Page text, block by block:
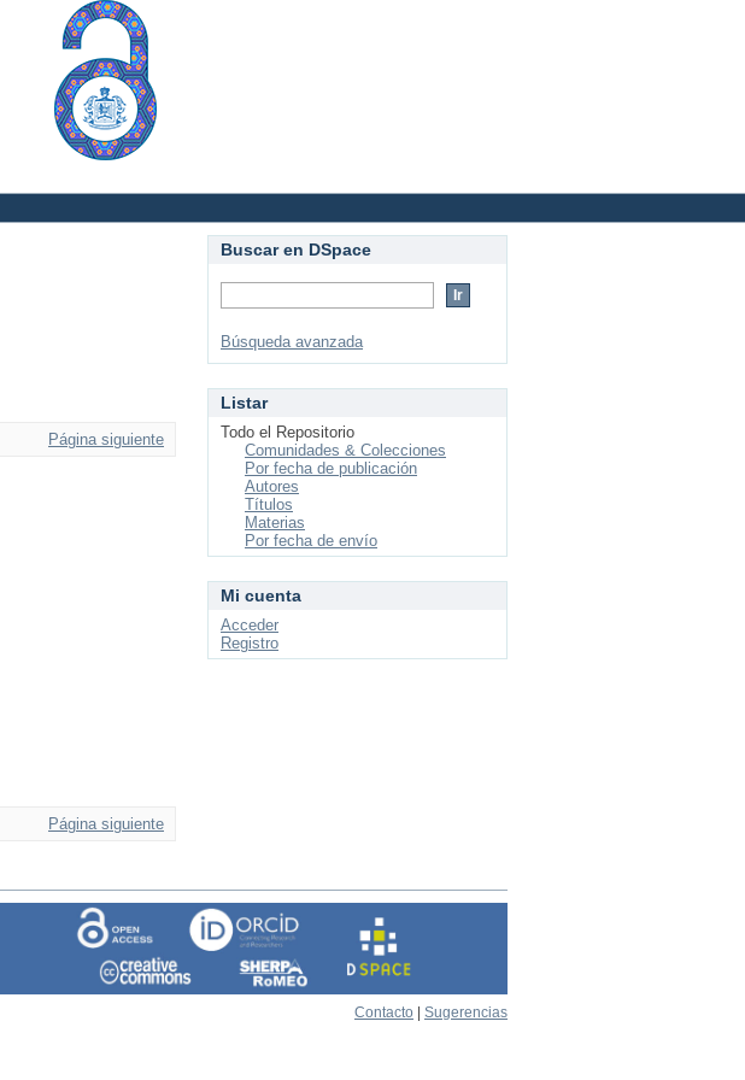
Página siguiente
Página siguiente
Buscar en DSpace
Búsqueda avanzada
Listar
Todo el Repositorio
Comunidades & Colecciones
Por fecha de publicación
Autores
Títulos
Materias
Por fecha de envío
Mi cuenta
Acceder
Registro
Contacto Sugerencias